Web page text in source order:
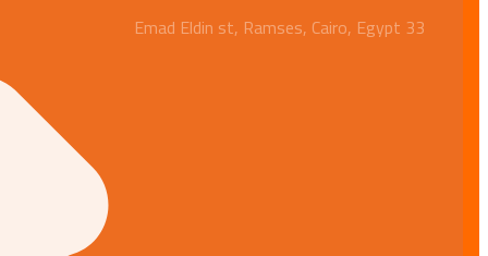
33 Emad Eldin st, Ramses, Cairo, Egypt